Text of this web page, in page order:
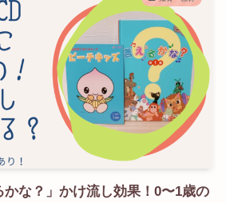
な？」かけ流し効果！0〜1歳の